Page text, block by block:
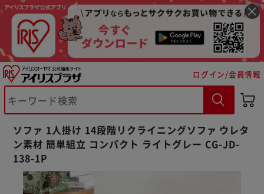
ログイン/会員情報
ソファ 1人掛け 14段階リクライニングソファ ウレタ
ン素材 簡単組立 コンパクト ライトグレー CG-JD-
138-1P